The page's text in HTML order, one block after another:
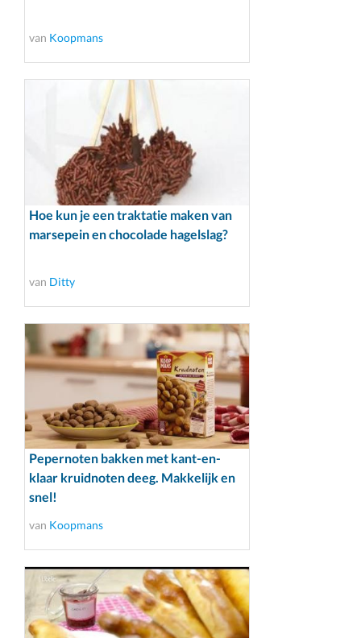
van Koopmans
Hoe kun je een traktatie maken van
marsepein en chocolade hagelslag?
van Ditty
Pepernoten bakken met kant-en-
klaar kruidnoten deeg. Makkelijk en
snel!
van Koopmans